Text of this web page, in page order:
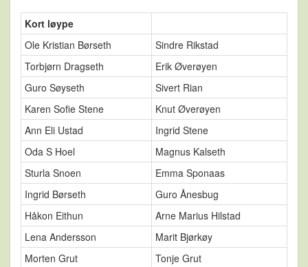
Kort løype
Ole Kristian Børseth
Sindre Rikstad
Torbjørn Dragseth
Erik Øverøyen
Guro Søyseth
Sivert Rian
Karen Sofie Stene
Knut Øverøyen
Ann Eli Ustad
Ingrid Stene
Oda S Hoel
Magnus Kalseth
Sturla Snoen
Emma Sponaas
Ingrid Børseth
Guro Ånesbug
Håkon Eithun
Arne Marius Hilstad
Lena Andersson
Marit Bjørkøy
Morten Grut
Tonje Grut